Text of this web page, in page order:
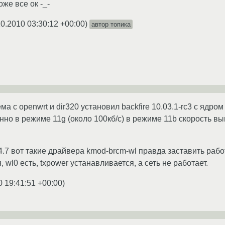
все ок -_-
03:30:12 +00:00) автор топика
с openwrt и dir320 установил backfire 10.03.1-rc3 с
в режиме 11g (около 100кб/с) в режиме 11b скорость
вот такие драйвера kmod-brcm-wl правда заставить
wl0 есть, txpower устанавливается, а сеть не работает.
19:41:51 +00:00)